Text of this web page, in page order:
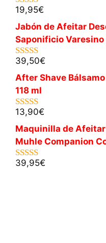
5.00de 5
19,95€
Jabón de Afeitar
Saponificio Varesino
5.00de 5
39,50€
After Shave
118 ml
5.00de 5
13,90€
Maquinilla de
Muhle Companion
5.00de 5
39,95€